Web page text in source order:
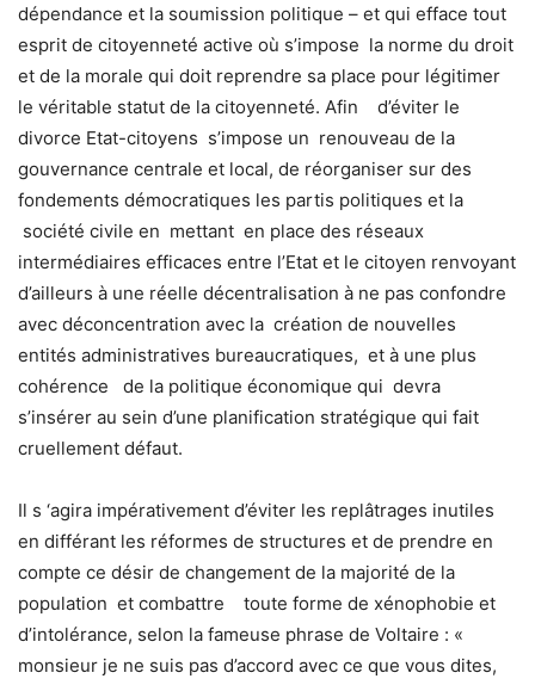
dépendance et la soumission politique – et qui efface tout
esprit de citoyenneté active où s’impose la norme du droit
et de la morale qui doit reprendre sa place pour légitimer
le véritable statut de la citoyenneté. Afin d’éviter le
divorce Etat-citoyens s’impose un renouveau de la
gouvernance centrale et local, de réorganiser sur des
fondements démocratiques les partis politiques et la
société civile en mettant en place des réseaux
intermédiaires efficaces entre l’Etat et le citoyen renvoyant
d’ailleurs à une réelle décentralisation à ne pas confondre
avec déconcentration avec la création de nouvelles
entités administratives bureaucratiques, et à une plus
cohérence de la politique économique qui devra
s’insérer au sein d’une planification stratégique qui fait
cruellement défaut.
Il s ‘agira impérativement d’éviter les replâtrages inutiles
en différant les réformes de structures et de prendre en
compte ce désir de changement de la majorité de la
population et combattre toute forme de xénophobie et
d’intolérance, selon la fameuse phrase de Voltaire : «
monsieur je ne suis pas d’accord avec ce que vous dites,